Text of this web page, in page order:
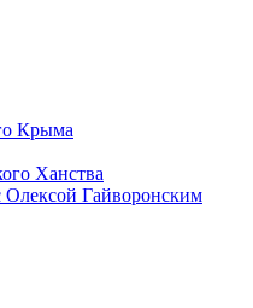
Крыма
Ханства
Гайворонским